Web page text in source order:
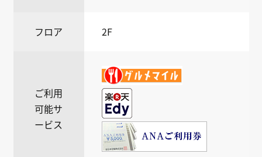
フロア 2F
ご利用
可能サ
ービス